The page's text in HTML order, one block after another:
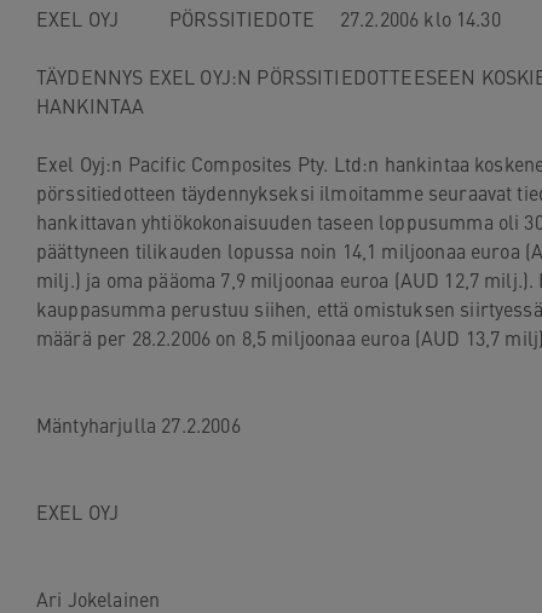
navigation
content
EXEL OYJ          PÖRSSITIEDOTE     27.2.2006 klo 14.30
TÄYDENNYS EXEL OYJ:N PÖRSSITIEDOTTEESEEN
HANKINTAA
Exel Oyj:n Pacific Composites Pty. Ltd:n hankintaa
pörssitiedotteen täydennykseksi ilmoitamme seuraavat
hankittavan yhtiökokonaisuuden taseen loppusumma oli
päättyneen tilikauden lopussa noin 14,1 miljoonaa euroa
milj.) ja oma pääoma 7,9 miljoonaa euroa (AUD 12,7
kauppasumma perustuu siihen, että omistuksen
määrä per 28.2.2006 on 8,5 miljoonaa euroa (AUD 13,7
Mäntyharjulla 27.2.2006
EXEL OYJ
Ari Jokelainen